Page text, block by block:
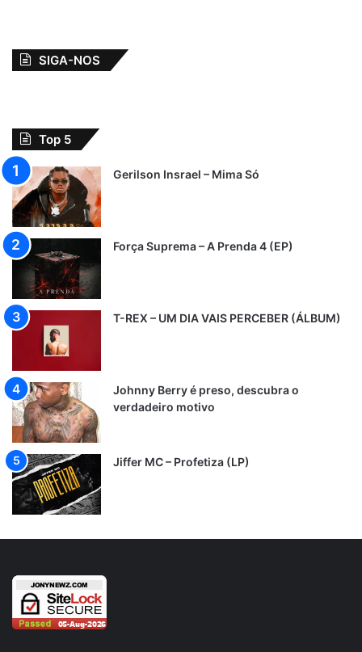
SIGA-NOS
Top 5
Gerilson Insrael – Mima Só
Força Suprema – A Prenda 4 (EP)
T-REX – UM DIA VAIS PERCEBER (ÁLBUM)
Johnny Berry é preso, descubra o
verdadeiro motivo
Jiffer MC – Profetiza (LP)